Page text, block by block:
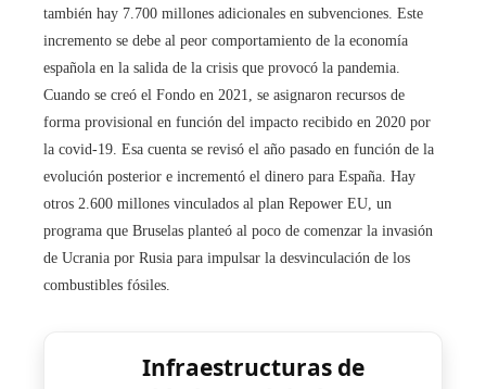
también hay 7.700 millones adicionales en subvenciones. Este
incremento se debe al peor comportamiento de la economía
española en la salida de la crisis que provocó la pandemia.
Cuando se creó el Fondo en 2021, se asignaron recursos de
forma provisional en función del impacto recibido en 2020 por
la covid-19. Esa cuenta se revisó el año pasado en función de la
evolución posterior e incrementó el dinero para España. Hay
otros 2.600 millones vinculados al plan Repower EU, un
programa que Bruselas planteó al poco de comenzar la invasión
de Ucrania por Rusia para impulsar la desvinculación de los
combustibles fósiles.
Infraestructuras de